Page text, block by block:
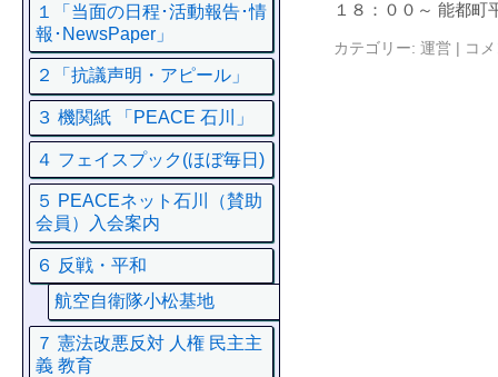
１８：００～ 能都町
カテゴリー: 運営 | コ
１「当面の日程･活動報告･情
報･NewsPaper」
２「抗議声明・アピール」
３ 機関紙 「PEACE 石川」
４ フェイスプック(ほぼ毎日)
５ PEACEネット石川（賛助
会員）入会案内
６ 反戦・平和
航空自衛隊小松基地
７ 憲法改悪反対 人権 民主主
義 教育